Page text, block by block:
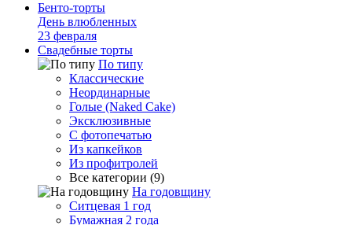
Бенто-торты
День влюбленных
23 февраля
Свадебные торты
По типу
Классические
Неординарные
Голые (Naked Cake)
Эксклюзивные
С фотопечатью
Из капкейков
Из профитролей
Все категории (9)
На годовщину
Ситцевая 1 год
Бумажная 2 года